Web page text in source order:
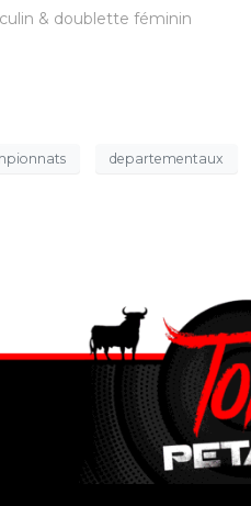
& doublette féminin
departementaux